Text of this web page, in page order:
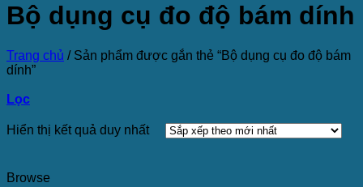
Bộ dụng cụ đo độ bám dính
Trang chủ /Sản phẩm được gắn thẻ “Bộ dụng cụ đo độ bám
dính”
Lọc
Hiển thị kết quả duy nhất
Browse